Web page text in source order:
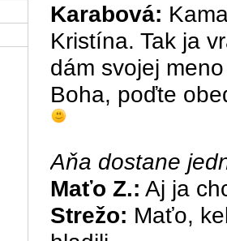
Karabová:
Kristína. Tak ja
dám svojej
Boha, poďte
Aňa dostane
Maťo Z.: Aj ja
Strežo: Maťo,